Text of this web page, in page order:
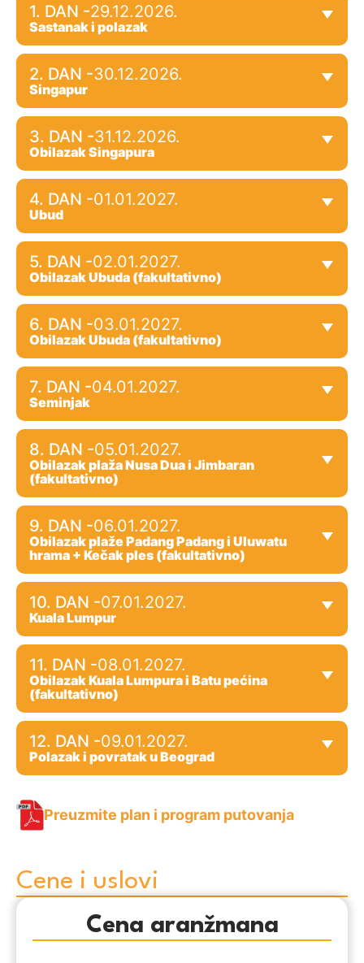
1. DAN -29.12.2026.
Sastanak i polazak
2. DAN -30.12.2026.
Singapur
3. DAN -31.12.2026.
Obilazak Singapura
4. DAN -01.01.2027.
Ubud
5. DAN -02.01.2027.
Obilazak Ubuda (fakultativno)
6. DAN -03.01.2027.
Obilazak Ubuda (fakultativno)
7. DAN -04.01.2027.
Seminjak
8. DAN -05.01.2027.
Obilazak plaža Nusa Dua i Jimbaran
(fakultativno)
9. DAN -06.01.2027.
Obilazak plaže Padang Padang i Uluwatu
hrama + Kečak ples (fakultativno)
10. DAN -07.01.2027.
Kuala Lumpur
11. DAN -08.01.2027.
Obilazak Kuala Lumpura i Batu pećina
(fakultativno)
12. DAN -09.01.2027.
Polazak i povratak u Beograd
Preuzmite plan i program putovanja
Cene i uslovi
Cena aranžmana